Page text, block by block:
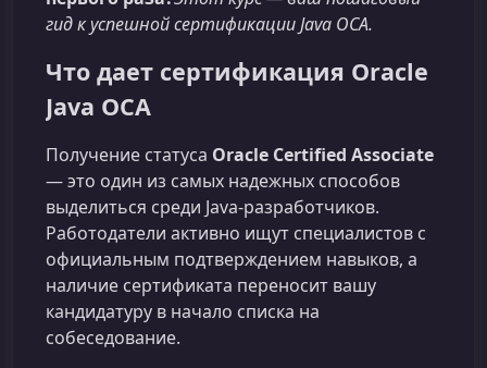
гид к успешной сертификации Java OCA.
Что дает сертификация Oracle
Java OCA
Получение статуса Oracle Certified Associate
— это один из самых надежных способов
выделиться среди Java-разработчиков.
Работодатели активно ищут специалистов с
официальным подтверждением навыков, а
наличие сертификата переносит вашу
кандидатуру в начало списка на
собеседование.